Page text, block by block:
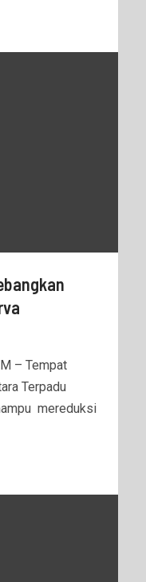
– Tempat
Terpadu
mereduksi